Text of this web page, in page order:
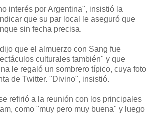
interés por Argentina", insistió la
que su par local le aseguró que
sin fecha precisa.
que el almuerzo con Sang fue
culturales también" y que
le regaló un sombrero típico, cuya foto
de Twitter. "Divino", insistió.
refirió a la reunión con los principales
como "muy pero muy buena" y luego